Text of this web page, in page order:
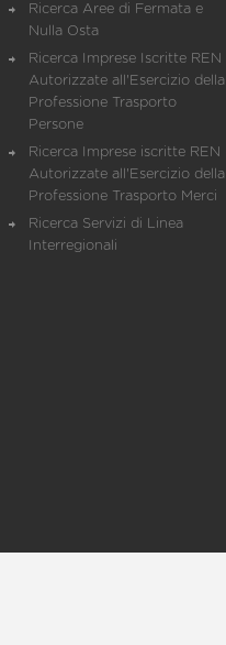
Ricerca Aree di Fermata e
Nulla Osta
Ricerca Imprese Iscritte REN
Autorizzate all'Esercizio della
Professione Trasporto
Persone
Ricerca Imprese iscritte REN
Autorizzate all'Esercizio della
Professione Trasporto Merci
Ricerca Servizi di Linea
Interregionali